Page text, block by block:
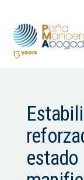
estado